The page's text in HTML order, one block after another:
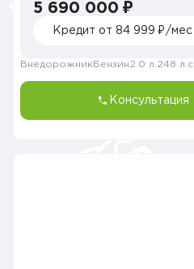
5 690 000 ₽
Кредит от 84 999 ₽/мес
Внедорожник Бензин2.0 л. 248 л.с.
Консультация